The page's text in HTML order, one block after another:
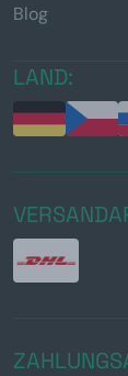
Blog
LAND: